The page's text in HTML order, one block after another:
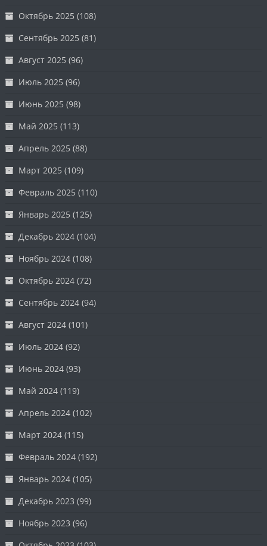
Октябрь 2025 (108)
Сентябрь 2025 (81)
Август 2025 (96)
Июль 2025 (96)
Июнь 2025 (98)
Май 2025 (113)
Апрель 2025 (88)
Март 2025 (109)
Февраль 2025 (110)
Январь 2025 (125)
Декабрь 2024 (104)
Ноябрь 2024 (108)
Октябрь 2024 (72)
Сентябрь 2024 (94)
Август 2024 (101)
Июль 2024 (92)
Июнь 2024 (93)
Май 2024 (119)
Апрель 2024 (102)
Март 2024 (115)
Февраль 2024 (192)
Январь 2024 (105)
Декабрь 2023 (99)
Ноябрь 2023 (96)